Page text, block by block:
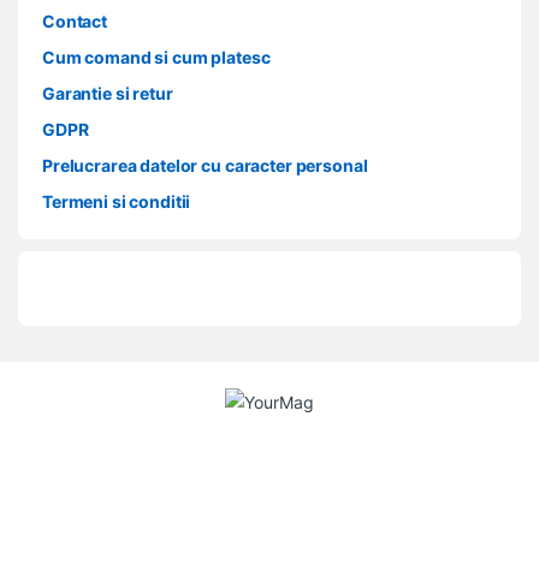
Contact
Cum comand si cum platesc
Garantie si retur
GDPR
Prelucrarea datelor cu caracter personal
Termeni si conditii